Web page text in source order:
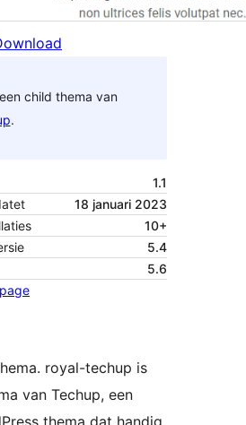
child thema van
.
1.1
18 januari 2023
10+
5.4
5.6
royal-techup is
van Techup, een